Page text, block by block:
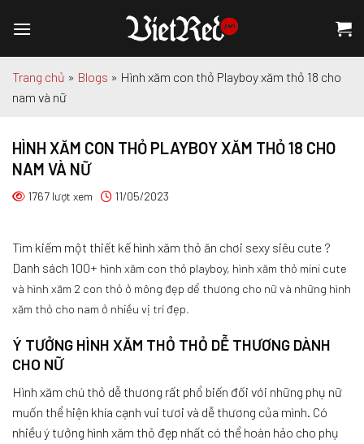
đến
dungTrang chủ » Blogs » Hình xăm con thỏ Playboy xăm thỏ 18 cho
nam và nữ
HÌNH XĂM CON THỎ PLAYBOY XĂM THỎ 18 CHO
NAM VÀ NỮ
1767 lượt xem 11/05/2023
Tìm kiếm một thiết kế hình xăm thỏ ăn chơi sexy siêu cute ?
Danh sách 100+ hình xăm con thỏ playboy, hình xăm thỏ mini cute
và hình xăm 2 con thỏ ở mông đẹp dể thương cho nữ và những hình
xăm thỏ cho nam ở nhiều vị trí đẹp.
Ý TƯỞNG HÌNH XĂM THỎ THỎ DỄ THƯƠNG DÀNH
CHO NỮ
Hình xăm chú thỏ dễ thương rất phổ biến đối với những phụ nữ
muốn thể hiện khía cạnh vui tươi và dễ thương của mình. Có
nhiều ý tưởng hình xăm thỏ đẹp nhất có thể hoàn hảo cho phụ